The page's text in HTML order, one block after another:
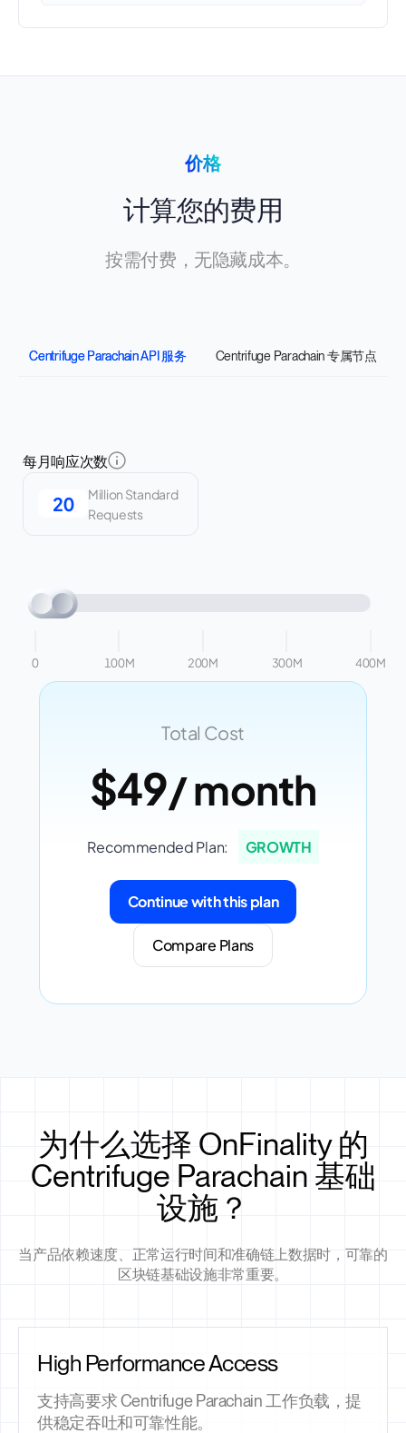
价格
计算您的费用
按需付费，无隐藏成本。
Centrifuge Parachain API 服务 Centrifuge Parachain 专属节点
每月响应次数
Million Standard
Requests
0 100M 200M 300M 400M
Total Cost
$49/ month
Recommended Plan: GROWTH
Continue with this plan
Compare Plans
为什么选择 OnFinality 的
Centrifuge Parachain 基础
设施？
当产品依赖速度、正常运行时间和准确链上数据时，可靠的
区块链基础设施非常重要。
High Performance Access
支持高要求 Centrifuge Parachain 工作负载，提
供稳定吞吐和可靠性能。